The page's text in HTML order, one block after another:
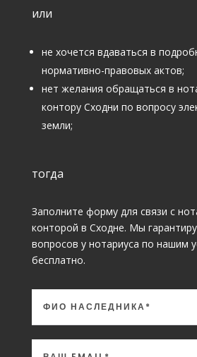
или
не хочется вдаваться в
нормативно-правовых актов;
нет желания обращаться в
контору Сходни по вопросу
земли;
тогда
Заполните форму для связи с
конторой в Сходне. Мы
вопросов у нотариуса по нашим
бесплатно.